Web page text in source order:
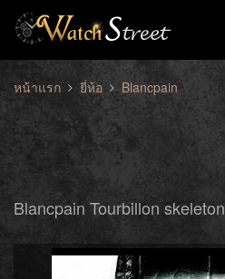
หน้าแรก ยี่ห้อ Blancpain
Blancpain Tourbillon skeleton